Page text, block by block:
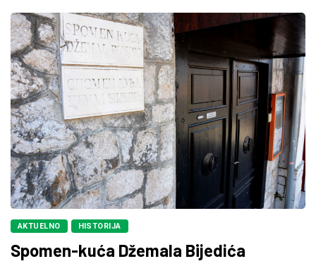
AKTUELNO HISTORIJA
Spomen-kuća Džemala Bijedića